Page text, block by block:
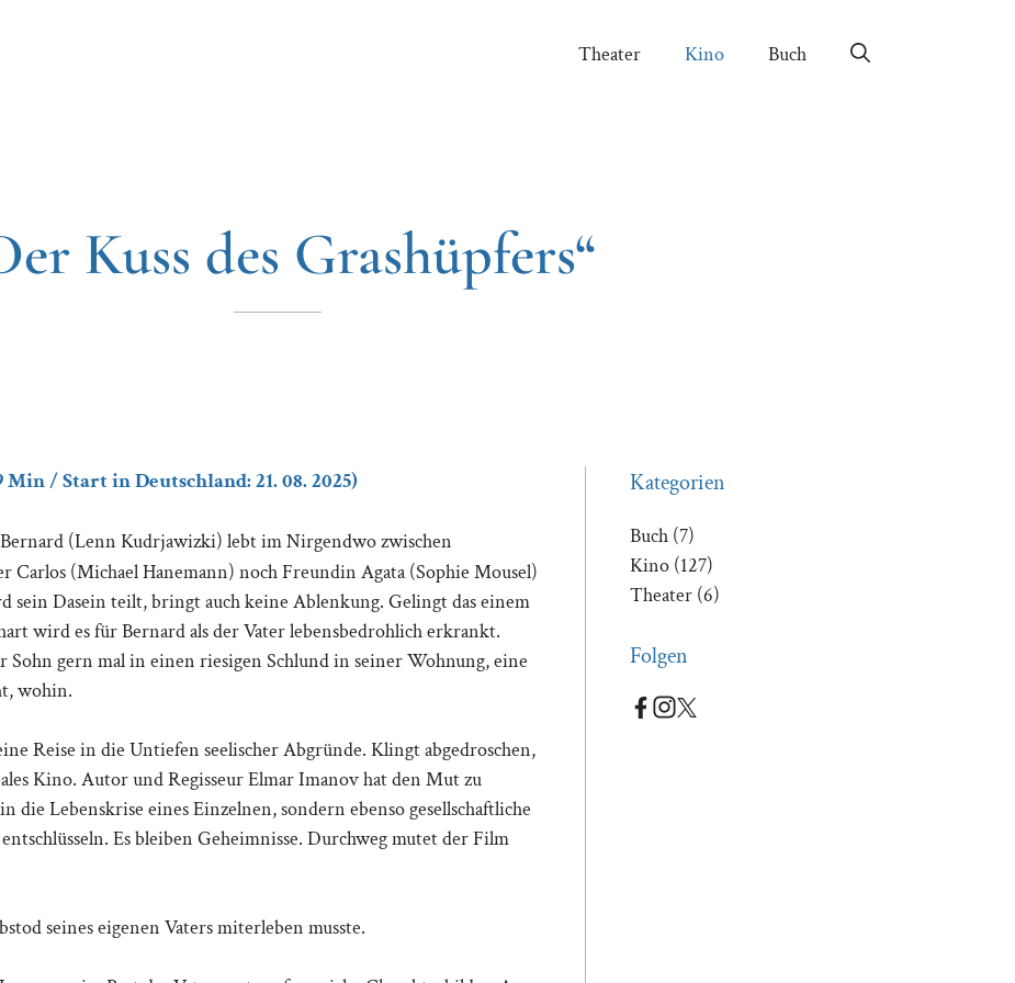
Theater Kino Buch
Kuss des Grashüpfers“
/ Start in Deutschland: 21. 08. 2025)
(Lenn Kudrjawizki) lebt im Nirgendwo zwischen
Carlos (Michael Hanemann) noch Freundin Agata (Sophie Mousel)
sein Dasein teilt, bringt auch keine Ablenkung. Gelingt das einem
wird es für Bernard als der Vater lebensbedrohlich erkrankt.
gern mal in einen riesigen Schlund in seiner Wohnung, eine
wohin.
Reise in die Untiefen seelischer Abgründe. Klingt abgedroschen,
Kino. Autor und Regisseur Elmar Imanov hat den Mut zu
Lebenskrise eines Einzelnen, sondern ebenso gesellschaftliche
Es bleiben Geheimnisse. Durchweg mutet der Film
seines eigenen Vaters miterleben musste.
Kategorien
Buch (7)
Kino (127)
Theater (6)
Folgen